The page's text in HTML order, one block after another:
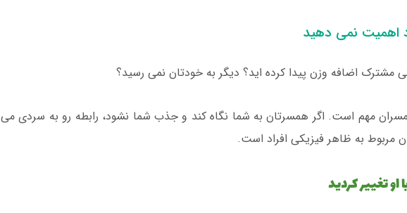
اهمیت نمی دهید
مشترک اضافه وزن پیدا کرده اید؟ دیگر به خودتان نمی رسید؟
مهم است. اگر همسرتان به شما نگاه کند و جذب شما نشود، رابطه رو به سردی می
به ظاهر فیزیکی افراد است.
او تغییر کردید